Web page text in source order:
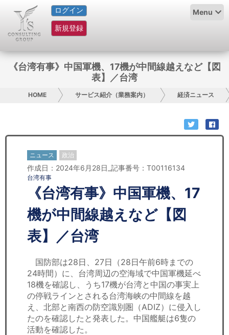
ログイン
新規登録
Menu
HOME
サービス紹介
コラム
お問い合わせ
日本人にPR
コンサルティング
リサーチ
セミナー
労務顧問
ＩＴ
飲食店情報
《台湾有事》中国軍機、17機が中間線越えなど【図
表】／台湾
HOME サービス紹介（業務案内） 経済ニュース
ニュース 政治
作成日：2024年6月28日_記事番号：T00116134
台湾有事
《台湾有事》中国軍機、17
機が中間線越えなど【図
表】／台湾
国防部は28日、27日（28日午前6時までの
24時間）に、台湾周辺の空海域で中国軍機延べ
18機を確認し、うち17機が台湾と中国の事実上
の停戦ラインとされる台湾海峡の中間線を越
え、北部と南西の防空識別圏（ADIZ）に侵入し
たのを確認したと発表した。中国艦艇は6隻の
活動を確認した。